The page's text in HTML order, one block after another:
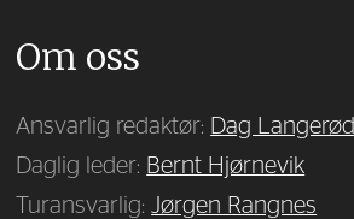
Om oss
Ansvarlig redaktør: Dag Langerød
Daglig leder: Bernt Hjørnevik
Turansvarlig:Jørgen Rangnes